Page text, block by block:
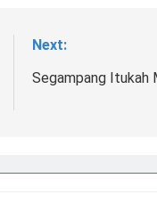
Next:
Segampang Itukah